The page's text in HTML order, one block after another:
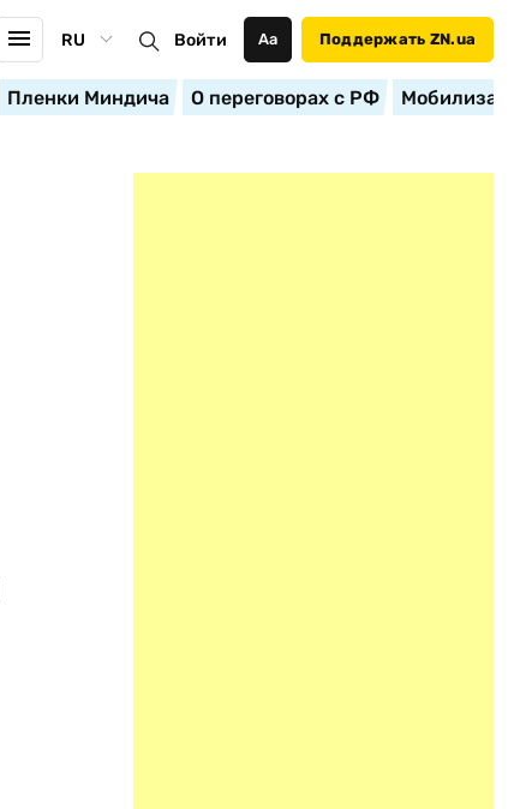
RU Войти Аа Поддержать ZN.ua
Пленки Миндича О переговорах с РФ